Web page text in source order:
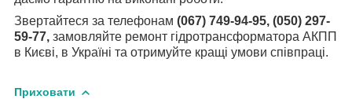
Звертайтеся за телефонам (067) 749-94-95, (050) 297-
59-77, замовляйте ремонт гідротрансформатора АКПП
в Києві, в Україні та отримуйте кращі умови співпраці.
Приховати